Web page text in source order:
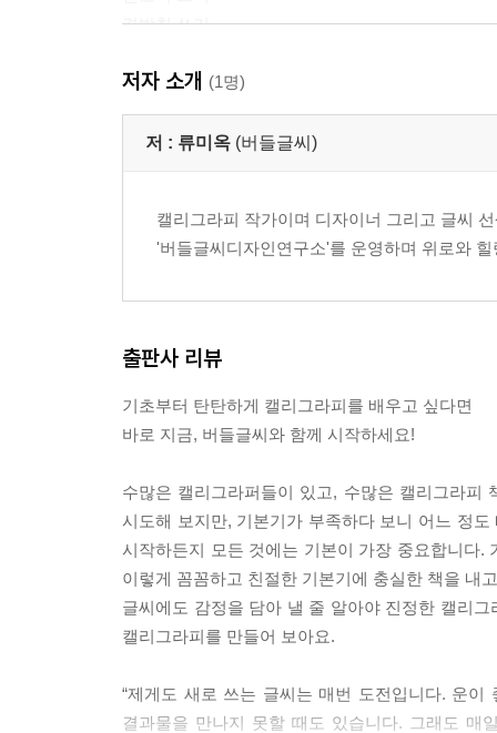
겹받침 쓰기
/ 세 번째. 좋아 보이는 글씨 쓰기
방법 1. 자간을 줄이고, 조사는 작게, 띄어쓰기는 최
방법 2. 퍼즐을 맞추듯이 획과 획 사이의 공간을 일
방법 5. 배려하는 속 깊은 글씨를 쓴다
가독성 챙기기
소리와 모양을 글씨로 표현
초ㆍ중ㆍ종성의 비율 변화
버들의 글씨 상상법
/ 다섯 번째. 구도가 있는 글씨 쓰기
단어의 구도
문장의 구도 Ⅰ
문장의 구도 Ⅱ
구도 표현시 주의사항
긴 문장 쓰기의 요령
/ 여섯 번째. 캐릭터가 있는 글씨 쓰기
버들꼬마체 ｜ 버들아씨체 ｜ 버들도령체
저자 소개 (1명)
저 : 류미옥 (버들글씨)
캘리그라피 작가이며 디자이너 그리고 글씨
'버들글씨디자인연구소'를 운영하며 위로와
출판사 리뷰
기초부터 탄탄하게 캘리그라피를 배우고 싶다면
바로 지금, 버들글씨와 함께 시작하세요!
수많은 캘리그라퍼들이 있고, 수많은 캘리그라피
시도해 보지만, 기본기가 부족하다 보니 어느 정
시작하든지 모든 것에는 기본이 가장 중요합니다.
이렇게 꼼꼼하고 친절한 기본기에 충실한 책을 내
글씨에도 감정을 담아 낼 줄 알아야 진정한 캘리
캘리그라피를 만들어 보아요.
“제게도 새로 쓰는 글씨는 매번 도전입니다. 운
결과물을 만나지 못할 때도 있습니다. 그래도